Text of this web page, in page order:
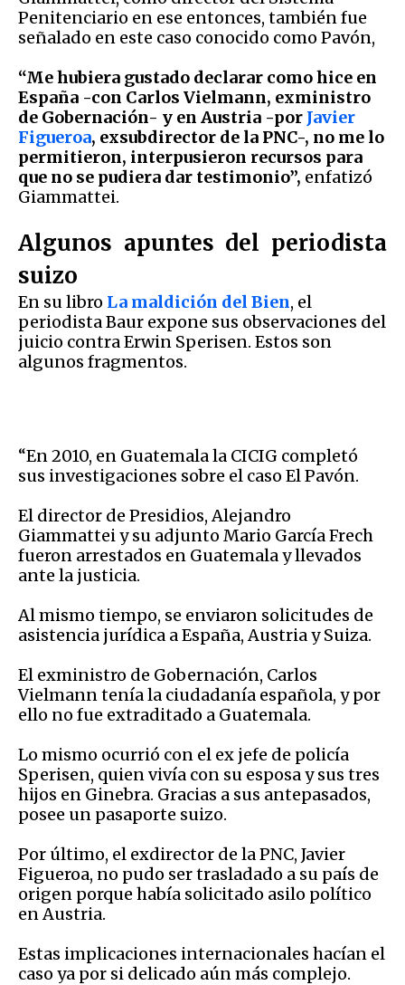
Penitenciario en ese entonces, también fue
señalado en este caso conocido como Pavón,
“Me hubiera gustado declarar como hice en
España -con Carlos Vielmann, exministro
de Gobernación- y en Austria -por Javier
Figueroa, exsubdirector de la PNC-, no me lo
permitieron, interpusieron recursos para
que no se pudiera dar testimonio”, enfatizó
Giammattei.
Algunos apuntes del periodista
suizo
En su libro La maldición del Bien, el
periodista Baur expone sus observaciones del
juicio contra Erwin Sperisen. Estos son
algunos fragmentos.
“En 2010, en Guatemala la CICIG completó
sus investigaciones sobre el caso El Pavón.
El director de Presidios, Alejandro
Giammattei y su adjunto Mario García Frech
fueron arrestados en Guatemala y llevados
ante la justicia.
Al mismo tiempo, se enviaron solicitudes de
asistencia jurídica a España, Austria y Suiza.
El exministro de Gobernación, Carlos
Vielmann tenía la ciudadanía española, y por
ello no fue extraditado a Guatemala.
Lo mismo ocurrió con el ex jefe de policía
Sperisen, quien vivía con su esposa y sus tres
hijos en Ginebra. Gracias a sus antepasados,
posee un pasaporte suizo.
Por último, el exdirector de la PNC, Javier
Figueroa, no pudo ser trasladado a su país de
origen porque había solicitado asilo político
en Austria.
Estas implicaciones internacionales hacían el
caso ya por si delicado aún más complejo.